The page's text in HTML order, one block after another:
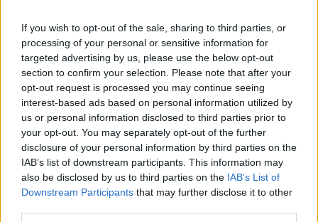
If you wish to opt-out of the sale, sharing to third parties, or
processing of your personal or sensitive information for
targeted advertising by us, please use the below opt-out
section to confirm your selection. Please note that after your
opt-out request is processed you may continue seeing
interest-based ads based on personal information utilized by
us or personal information disclosed to third parties prior to
your opt-out. You may separately opt-out of the further
disclosure of your personal information by third parties on the
IAB’s list of downstream participants. This information may
also be disclosed by us to third parties on the IAB’s List of
Downstream Participants that may further disclose it to other
nuntii pentru un look impecabil
Stilul romantic
Stilul romantic se regaseste cel mai adesea in
modul de concepere a cocului. Este deosebit de
feminin, iar buclele sunt cel mai adesea un must.
Foto stanga: un bob fals, cu varfurile intoarse.
Foloseste o spuma pentru volum, creeaza bucle cu